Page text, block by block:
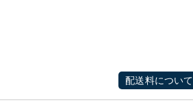
配送料について